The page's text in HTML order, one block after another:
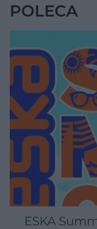
POLECA
ESKA